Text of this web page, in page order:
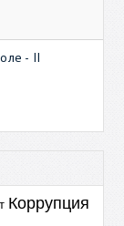
- II
Коррупция